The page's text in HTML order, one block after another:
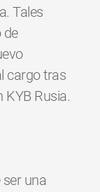
Tales
de
cargo tras
Rusia.
una